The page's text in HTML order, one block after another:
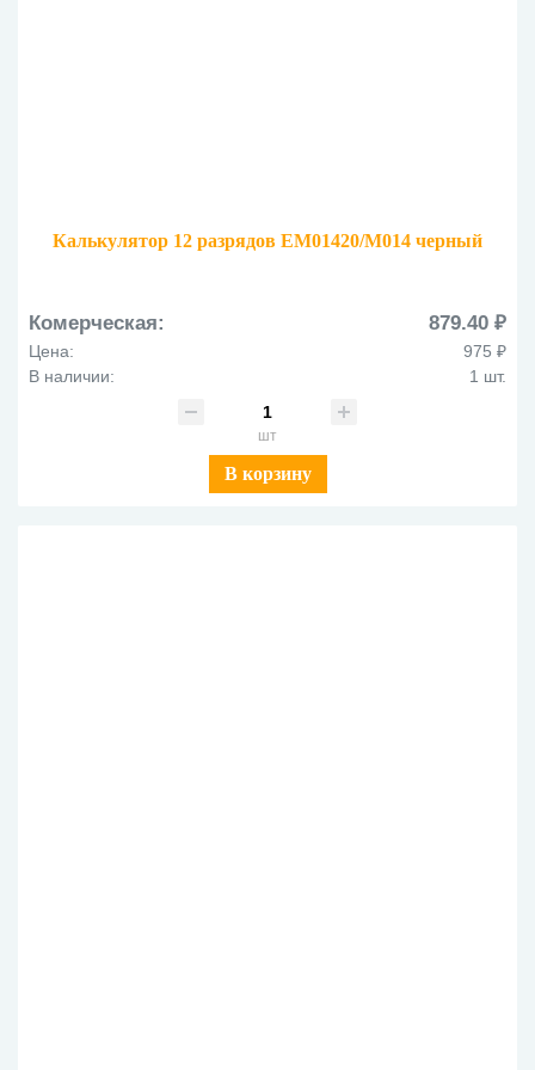
Калькулятор 12 разрядов EM01420/М014 черный
Комерческая: 879.40 ₽
Цена:
975 ₽
В наличии:
1 шт.
шт
В корзину